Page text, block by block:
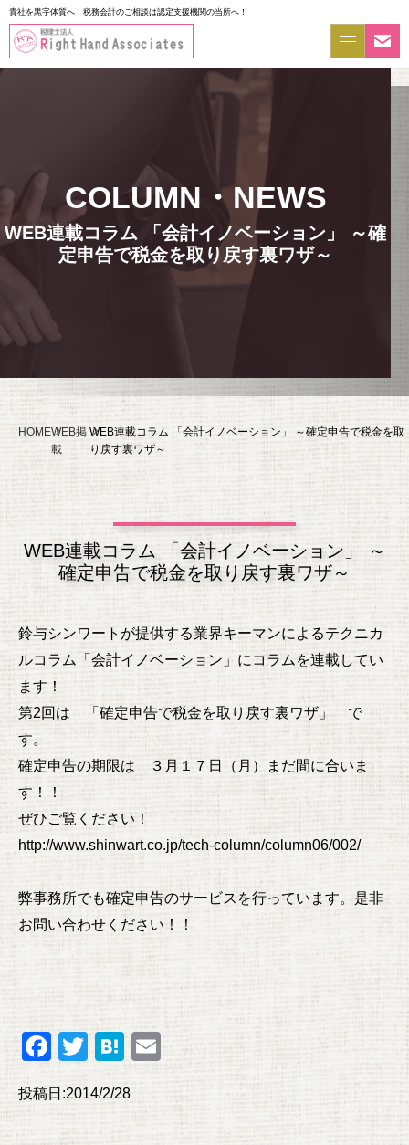
貴社を黒字体質へ！税務会計のご相談は認定支援機関の当所へ！
WEB連載コラム 「会計イノベーション」 ～確
定申告で税金を取り戻す裏ワザ～
HOMEWEB掲
載
WEB連載コラム 「会計イノベーション」 ～確定申告で税金を取
り戻す裏ワザ～
WEB連載コラム 「会計イノベーション」 ～
確定申告で税金を取り戻す裏ワザ～
鈴与シンワートが提供する業界キーマンによるテクニカ
ルコラム「会計イノベーション」にコラムを連載してい
ます！
第2回は 「確定申告で税金を取り戻す裏ワザ」 で
す。
確定申告の期限は ３月１７日（月）まだ間に合いま
す！！
ぜひご覧ください！
http://www.shinwart.co.jp/tech-column/column06/002/
弊事務所でも確定申告のサービスを行っています。是非
お問い合わせください！！
F
c
T
tt
H
at
e
E
投稿日:2014/2/28